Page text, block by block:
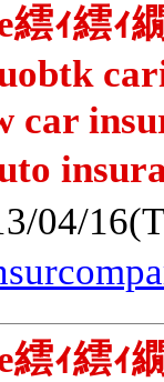
繧ｨ繧ｨ
car
04/
繧ｨ繧ｨ